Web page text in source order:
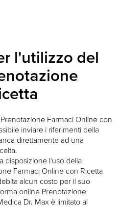
l'utilizzo del
Farmaci Online con
inviare i riferimenti della
direttamente ad una
disposizione l'uso della
Farmaci Online con Ricetta
alcun costo per il suo
online Prenotazione
Dr. Max è limitato al